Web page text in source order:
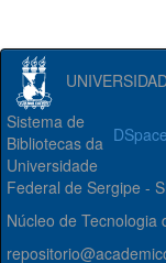
Sistema de
Bibliotecas da
Universidade
Federal de Sergipe -
Núcleo de Tecnologia